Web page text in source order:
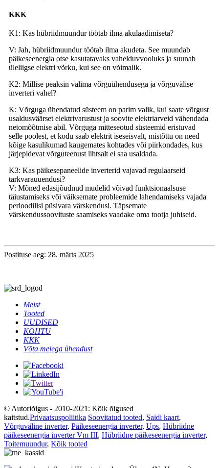
KKK
K1: Kas hübriidmuundur töötab ilma akulaadimiseta?
V: Jah, hübriidmuundur töötab ilma akudeta. See muundab
päikeseenergia otse kasutatavaks vahelduvvooluks ja suunab
üleliigse elektri võrku, kui see on võimalik.
K2: Millise peaksin valima võrguühendusega ja võrguvälise
inverteri vahel?
K: Võrguga ühendatud süsteem on parim valik, kui saate võrgust
usaldusväärset elektrivarustust ja soovite elektriarveid vähendada
netomõõtmise abil. Võrguga mitteseotud süsteemid eristuvad
selle poolest, et kodu saab elektrit iseseisvalt, mistõttu on need
kõige kasulikumad kaugemates kohtades või piirkondades, kus
järjepidevat võrguteenust lihtsalt ei saa usaldada.
K3: Kas päikesepaneelide inverterid vajavad regulaarseid
tarkvarauuendusi?
V: Mõned edasijõudnud mudelid võivad funktsionaalsuse
täiustamiseks või väiksemate probleemide lahendamiseks vajada
perioodilisi püsivara värskendusi. Täpsemate
värskendussoovituste saamiseks vaadake oma tootja juhiseid.
Postituse aeg: 28. märts 2025
Meist
Tooted
UUDISED
KOHTU
KKK
Võta meiega ühendust
© Autoriõigus - 2010-2021: Kõik õigused
kaitstud.Privaatsuspoliitika Soovitatud tooted, Saidi kaart,
Võrguväline inverter, Päikeseenergia inverter, Ups, Hübriidne
päikeseenergia inverter Vm III, Hübriidne päikeseenergia inverter,
Toitemuundur, Kõik tooted